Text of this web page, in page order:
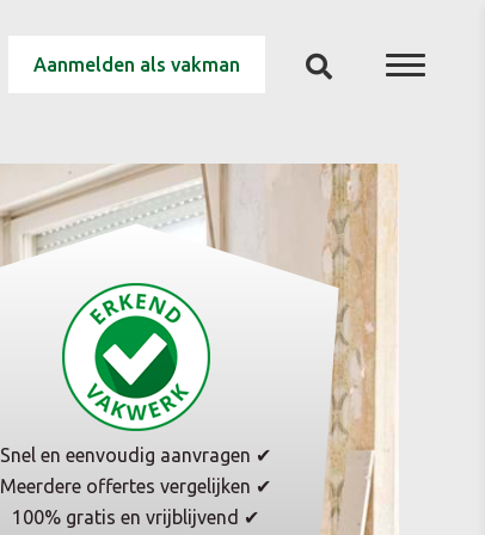
Aanmelden als vakman
Snel en eenvoudig aanvragen ✔
Meerdere offertes vergelijken ✔
100% gratis en vrijblijvend ✔